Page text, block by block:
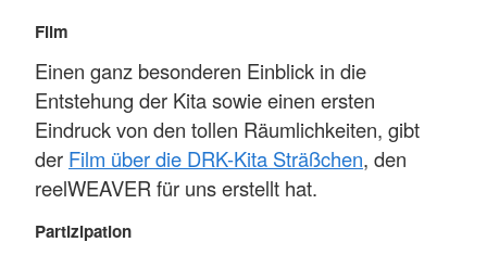
Film
Einen ganz besonderen Einblick in die
Entstehung der Kita sowie einen ersten
Eindruck von den tollen Räumlichkeiten, gibt
der Film über die DRK-Kita Sträßchen, den
reelWEAVER für uns erstellt hat.
Partizipation